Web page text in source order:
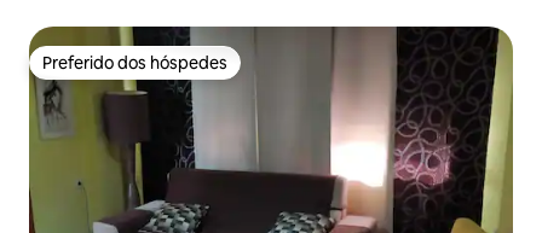
Preferido dos hóspedes
Preferido dos hóspedes